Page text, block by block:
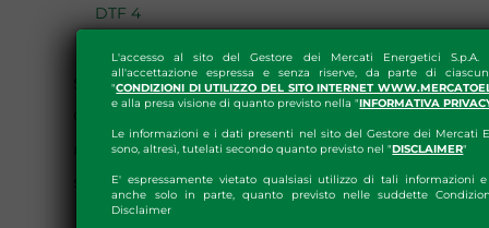
L'accesso al sito del Gestore dei Mercati Energetici S.p.A.
all'accettazione espressa e senza riserve, da parte di
"CONDIZIONI DI UTILIZZO DEL SITO INTERNET
e alla presa visione di quanto previsto nella "INFORMATIVA
Le informazioni e i dati presenti nel sito del Gestore dei Mercati
sono, altresì, tutelati secondo quanto previsto nel "DISCLAIMER"
E' espressamente vietato qualsiasi utilizzo di tali informazioni
anche solo in parte, quanto previsto nelle suddette
Disclaimer
DTF 4
DTF 6
Comunicazione coordinate bancarie PCE
Si riporta inoltre la versione aggiornata del
Calendario di
settlement
valido per la
regolazione dei pagamenti su ME, MGAS e PCE,
secondo le nuove disposizioni applicabili.